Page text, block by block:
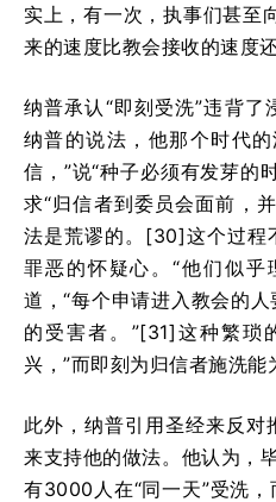
实上，有一次，执事们甚至
来的速度比教会接收的速度
纳普承认“即刻受洗”违背
纳普的说法，他那个时代
信，”说“种子必须有发芽的
求“归信者到委员会面前，
法是荒谬的。[30]这个过程
罪恶的怀疑心。“他们似乎
道，“每个申请进入教会的
的受害者。”[31]这种繁琐
兴，”而即刻为归信者施洗
此外，纳普引用圣经来反
来支持他的做法。他认为，
有3000人在“同一天”受洗